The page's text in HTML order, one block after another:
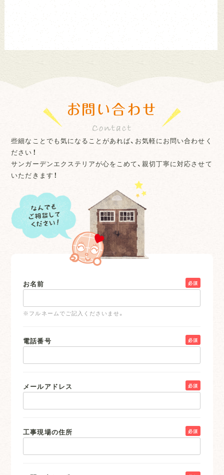
お問い合わせ
些細なことでも気になることがあれば、お気軽にお問い合わせく
ださい！
サンガーデンエクステリアが心をこめて、親切丁寧に対応させて
いただきます！
お名前 必須
※フルネームでご記入くださいませ。
電話番号 必須
メールアドレス 必須
工事現場の住所 必須